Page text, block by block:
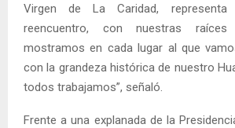
Virgen de La Caridad,
reencuentro, con nuestras
mostramos en cada lugar al que
con la grandeza histórica de nuestro
todos trabajamos”, señaló.
Frente a una explanada de la